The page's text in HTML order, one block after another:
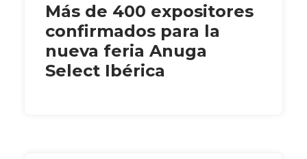
Más de 400 expositores
confirmados para la
nueva feria Anuga
Select Ibérica